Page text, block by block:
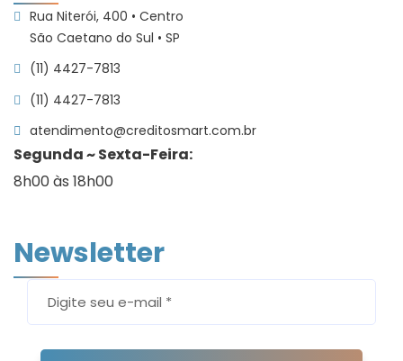
Rua Niterói, 400 • Centro
São Caetano do Sul • SP
(11) 4427-7813
(11) 4427-7813
atendimento@creditosmart.com.br
Segunda ~ Sexta-Feira:
8h00 às 18h00
Newsletter